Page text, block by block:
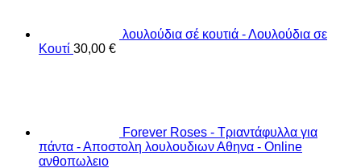
λουλούδια σέ κουτιά - Λουλούδια σε
Κουτί 30,00 €
Forever Roses - Τριαντάφυλλα για
πάντα - Αποστολη λουλουδιων Αθηνα - Online
ανθοπωλειο